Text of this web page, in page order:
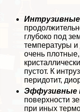
глубоко под
температуры и
очень
пустот. К
перидотит,
Эффузивные
поверхности
при иных